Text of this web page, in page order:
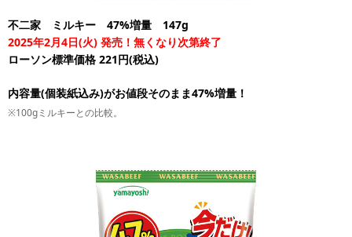
不二家 ミルキー 47%増量 147g
2025年2月4日(火) 発売！無くなり次第終了
ローソン標準価格 221円(税込)
内容量(個装紙込み)がお値段そのまま47%増量！
※100gミルキーとの比較。